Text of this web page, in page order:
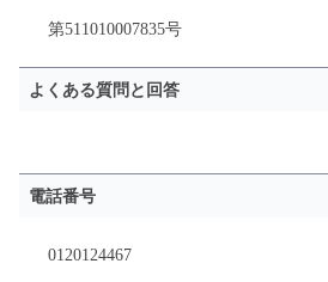
第511010007835号
よくある質問と回答
電話番号
0120124467